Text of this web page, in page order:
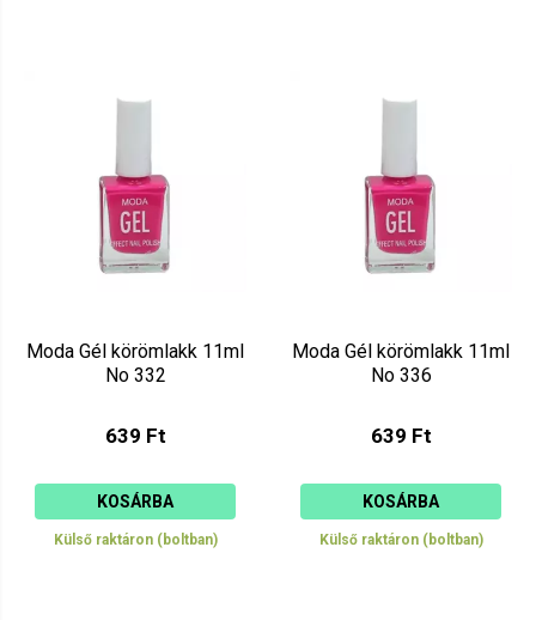
Moda Gél körömlakk 11ml
No 332
639 Ft
KOSÁRBA
Külső raktáron (boltban)
Moda Gél körömlakk 11ml
No 336
639 Ft
KOSÁRBA
Külső raktáron (boltban)